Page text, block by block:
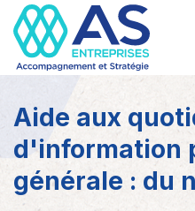
Aide aux
d'information
générale : du